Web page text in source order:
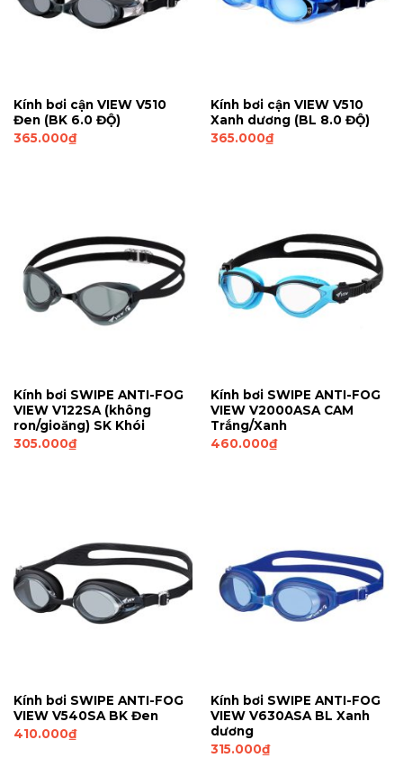
Kính bơi cận VIEW V510
Đen (BK 6.0 ĐỘ)
365.000₫
Kính bơi cận VIEW V510
Xanh dương (BL 8.0 ĐỘ)
365.000₫
Kính bơi SWIPE ANTI-FOG
VIEW V122SA (không
ron/gioăng) SK Khói
305.000₫
Kính bơi SWIPE ANTI-FOG
VIEW V2000ASA CAM
Trắng/Xanh
460.000₫
Kính bơi SWIPE ANTI-FOG
VIEW V540SA BK Đen
410.000₫
Kính bơi SWIPE ANTI-FOG
VIEW V630ASA BL Xanh
dương
315.000₫